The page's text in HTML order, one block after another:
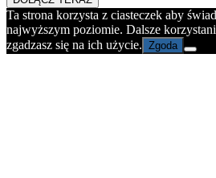
Ta strona korzysta z ciasteczek aby
najwyższym poziomie. Dalsze
zgadzasz się na ich użycie. Zgoda